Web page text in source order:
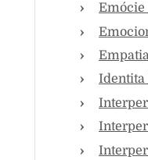
Emócie
Identita